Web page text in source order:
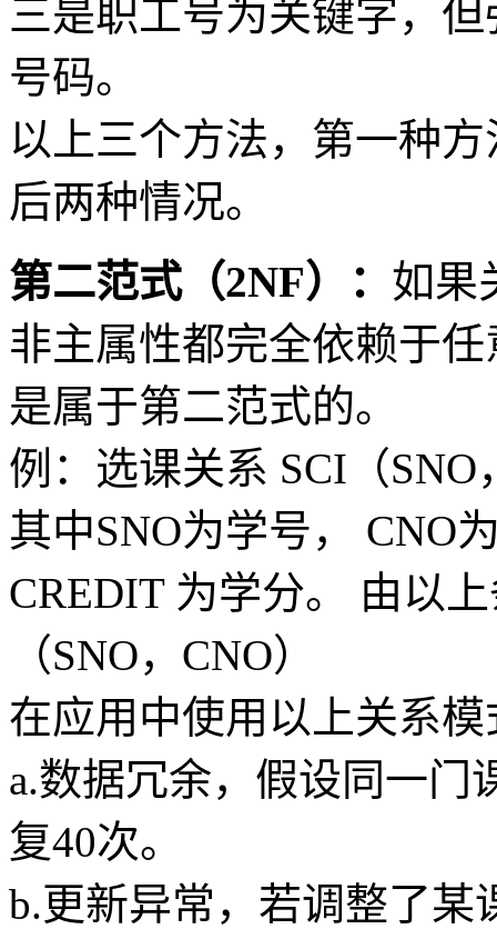
三是职工号为关键字，
号码。
以上三个方法，第一种
后两种情况。
第二范式（2NF）： 如果
非主属性都完全依赖于
是属于第二范式的。
例：选课关系 SCI（
其中SNO为学号， CNO
CREDIT 为学分。 由以
（SNO，CNO）
在应用中使用以上关系
a.数据冗余，假设同一门
复40次。
b.更新异常，若调整了某